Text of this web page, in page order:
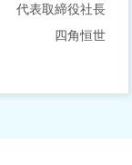
代表取締役社長
四⻆恒世